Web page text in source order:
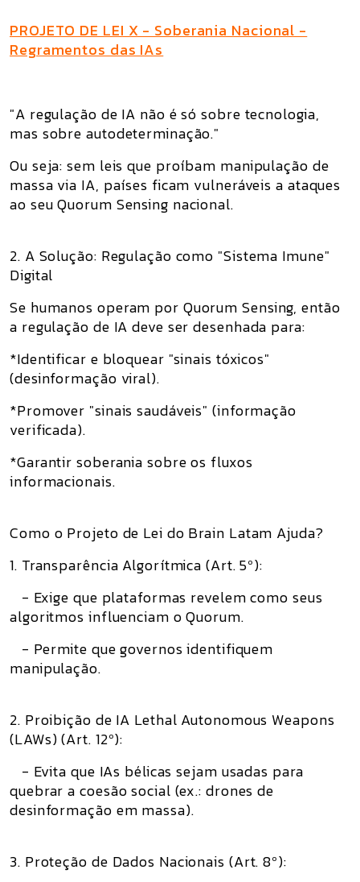
PROJETO DE LEI X - Soberania Nacional -
Regramentos das IAs
"A regulação de IA não é só sobre tecnologia,
mas sobre autodeterminação."
Ou seja: sem leis que proíbam manipulação de
massa via IA, países ficam vulneráveis a ataques
ao seu Quorum Sensing nacional.
2. A Solução: Regulação como "Sistema Imune"
Digital
Se humanos operam por Quorum Sensing, então
a regulação de IA deve ser desenhada para:
*Identificar e bloquear "sinais tóxicos"
(desinformação viral).
*Promover "sinais saudáveis" (informação
verificada).
*Garantir soberania sobre os fluxos
informacionais.
Como o Projeto de Lei do Brain Latam Ajuda?
1. Transparência Algorítmica (Art. 5º):
- Exige que plataformas revelem como seus
algoritmos influenciam o Quorum.
- Permite que governos identifiquem
manipulação.
2. Proibição de IA Lethal Autonomous Weapons
(LAWs) (Art. 12º):
- Evita que IAs bélicas sejam usadas para
quebrar a coesão social (ex.: drones de
desinformação em massa).
3. Proteção de Dados Nacionais (Art. 8º):